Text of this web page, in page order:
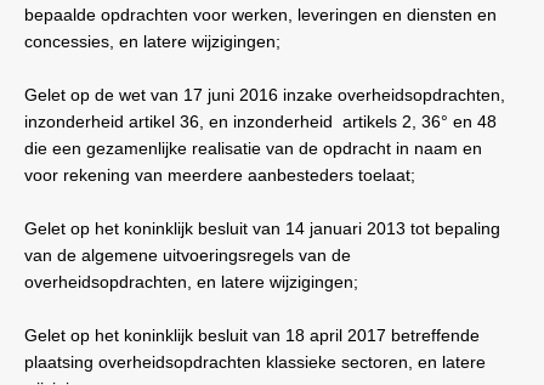
bepaalde opdrachten voor werken, leveringen en diensten en
concessies, en latere wijzigingen;
Gelet op de wet van 17 juni 2016 inzake overheidsopdrachten,
inzonderheid artikel 36, en inzonderheid artikels 2, 36° en 48
die een gezamenlijke realisatie van de opdracht in naam en
voor rekening van meerdere aanbesteders toelaat;
Gelet op het koninklijk besluit van 14 januari 2013 tot bepaling
van de algemene uitvoeringsregels van de
overheidsopdrachten, en latere wijzigingen;
Gelet op het koninklijk besluit van 18 april 2017 betreffende
plaatsing overheidsopdrachten klassieke sectoren, en latere